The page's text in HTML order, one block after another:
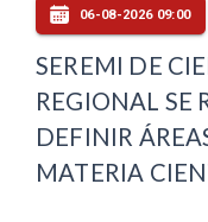
06-08-2026 09:00
SEREMI DE
REGIONAL SE
DEFINIR
MATERIA